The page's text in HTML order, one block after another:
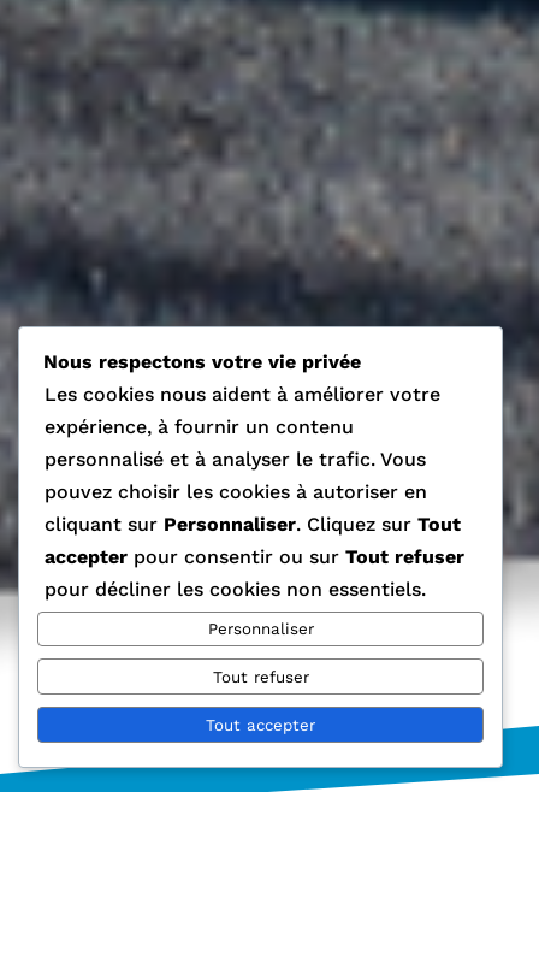
Nous respectons votre vie privée
Les cookies nous aident à améliorer votre
expérience, à fournir un contenu
personnalisé et à analyser le trafic. Vous
pouvez choisir les cookies à autoriser en
cliquant sur Personnaliser. Cliquez sur Tout
accepter pour consentir ou sur Tout refuser
pour décliner les cookies non essentiels.
Personnaliser
Tout refuser
Tout accepter